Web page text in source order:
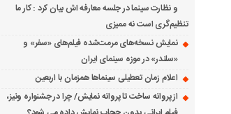
و نظارت سینما در جلسه معارفه اش بیان کرد : کار ما
تنظیم‌گری است نه ممیزی
نمایش نسخه‌های مرمت‌شده فیلم‌های «سفر» و
«سلندر» در موزه سینمای ایران
اعلام زمان تعطیلی سینماها همزمان با اربعین
از پروانه ساخت تا پروانه نمایش/ چرا در جشنواره ونیز،